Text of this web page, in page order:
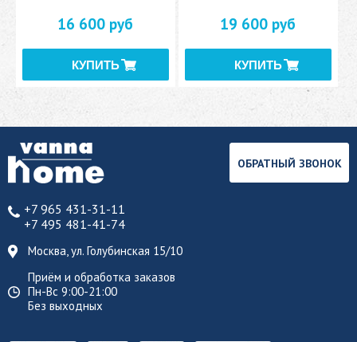
16 600 руб 19 600 руб
+7 965 431-31-11
+7 495 481-41-74
Москва, ул. Голубинская 15/10
Приём и обработка заказов
Пн-Вс 9:00-21:00
Без выходных
ОБРАТНЫЙ ЗВОНОК